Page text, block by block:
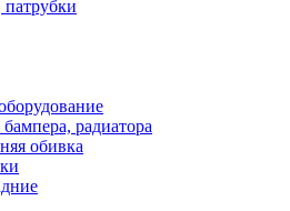
радиатора
обивка